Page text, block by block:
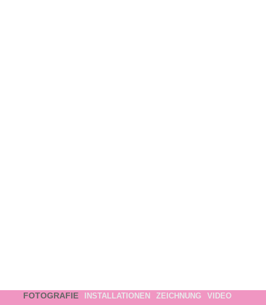
FOTOGRAFIE INSTALLATIONEN ZEICHNUNG VIDEO